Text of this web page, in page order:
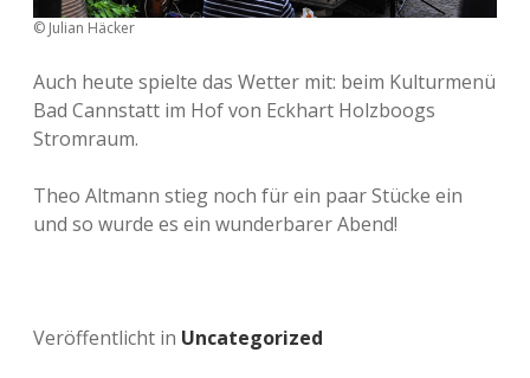
© Julian Häcker
Auch heute spielte das Wetter mit: beim Kulturmenü
Bad Cannstatt im Hof von Eckhart Holzboogs
Stromraum.
Theo Altmann stieg noch für ein paar Stücke ein
und so wurde es ein wunderbarer Abend!
Veröffentlicht in Uncategorized